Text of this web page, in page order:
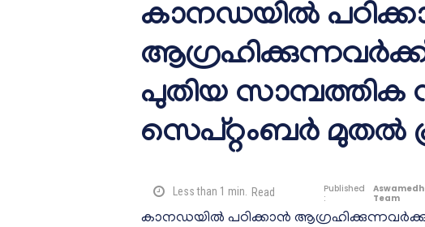
കാനഡയിൽ
പുതിയ
സെപ്റ്റംബർ മുതൽ
Less than 1 min. Read
Published
:
Team
കാനഡയിൽ പഠിക്കാൻ